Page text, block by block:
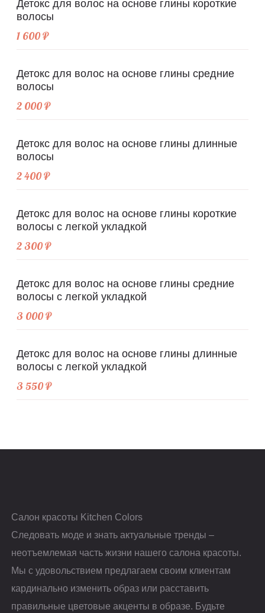
Детокс для волос на основе глины короткие
волосы
1 600 ₽
Детокс для волос на основе глины средние
волосы
2 000 ₽
Детокс для волос на основе глины длинные
волосы
2 400 ₽
Детокс для волос на основе глины короткие
волосы с легкой укладкой
2 300 ₽
Детокс для волос на основе глины средние
волосы с легкой укладкой
3 000 ₽
Детокс для волос на основе глины длинные
волосы с легкой укладкой
3 550 ₽
Салон красоты Kitchen Colors
Следовать моде и знать актуальные тренды –
неотъемлемая часть жизни нашего салона красоты.
Мы с удовольствием предлагаем своим клиентам
кардинально изменить образ или расставить
правильные цветовые акценты в образе. Будьте